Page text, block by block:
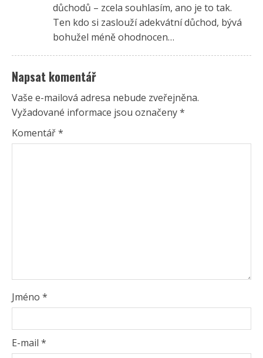
důchodů – zcela souhlasím, ano je to tak.
Ten kdo si zaslouží adekvátní důchod, bývá
bohužel méně ohodnocen…
Napsat komentář
Vaše e-mailová adresa nebude zveřejněna.
Vyžadované informace jsou označeny*
Komentář*
Jméno *
E-mail *